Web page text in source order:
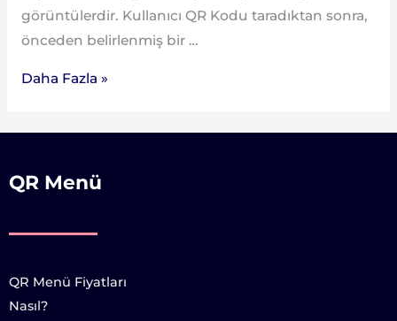
görüntülerdir. Kullanıcı QR Kodu taradıktan sonra,
önceden belirlenmiş bir …
Daha Fazla »
QR Menü
QR Menü Fiyatları
Nasıl?